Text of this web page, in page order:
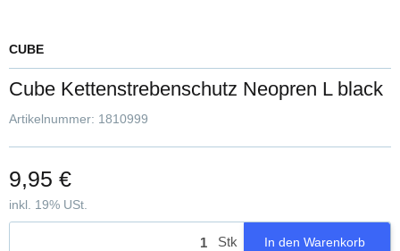
CUBE
Cube Kettenstrebenschutz Neopren L black
Artikelnummer: 1810999
9,95 €
inkl. 19% USt.
Stk In den Warenkorb